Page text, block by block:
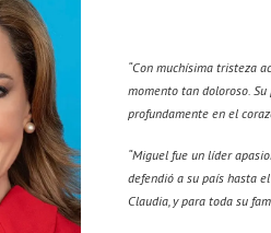
“Con muchísima tristeza
momento tan doloroso.
profundamente en el
“Miguel fue un líder
defendió a su país hasta
Claudia, y para toda su